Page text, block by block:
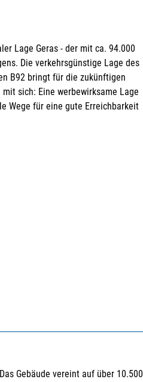
Lage Geras - der mit ca. 94.000
Die verkehrsgünstige Lage des
B92 bringt für die zukünftigen
sich: Eine werbewirksame Lage
Wege für eine gute Erreichbarkeit
Gebäude vereint auf über 10.500